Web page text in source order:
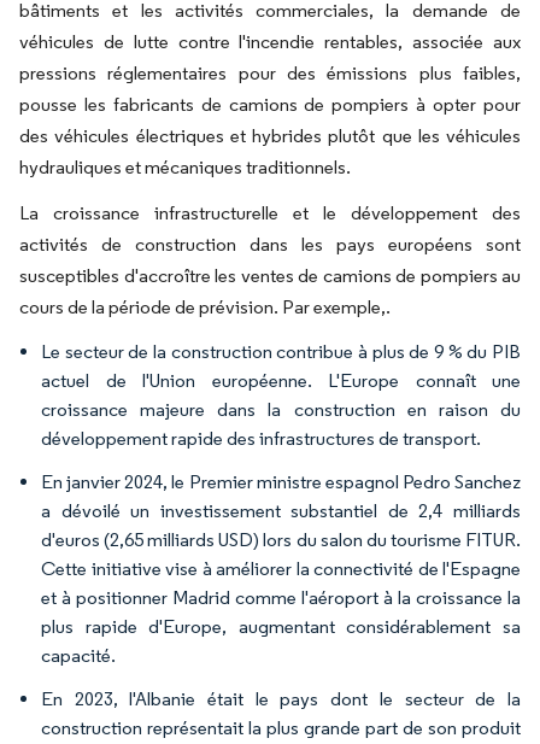
bâtiments et les activités commerciales, la demande de
véhicules de lutte contre l'incendie rentables, associée aux
pressions réglementaires pour des émissions plus faibles,
pousse les fabricants de camions de pompiers à opter pour
des véhicules électriques et hybrides plutôt que les véhicules
hydrauliques et mécaniques traditionnels.
La croissance infrastructurelle et le développement des
activités de construction dans les pays européens sont
susceptibles d'accroître les ventes de camions de pompiers au
cours de la période de prévision. Par exemple,.
Le secteur de la construction contribue à plus de 9 % du PIB
actuel de l'Union européenne. L'Europe connaît une
croissance majeure dans la construction en raison du
développement rapide des infrastructures de transport.
En janvier 2024, le Premier ministre espagnol Pedro Sanchez
a dévoilé un investissement substantiel de 2,4 milliards
d'euros (2,65 milliards USD) lors du salon du tourisme FITUR.
Cette initiative vise à améliorer la connectivité de l'Espagne
et à positionner Madrid comme l'aéroport à la croissance la
plus rapide d'Europe, augmentant considérablement sa
capacité.
En 2023, l'Albanie était le pays dont le secteur de la
construction représentait la plus grande part de son produit